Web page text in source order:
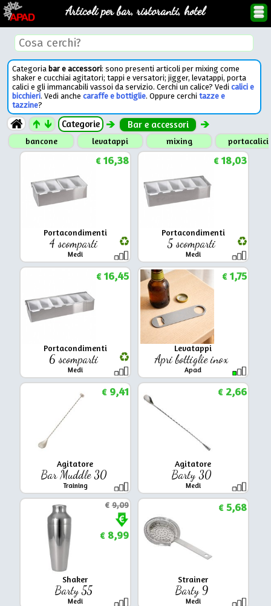
Articoli per bar, ristoranti, hotel
Categoria bar e accessori: sono presenti articoli per mixing come
shaker e cucchiai agitatori; tappi e versatori; jigger, levatappi, porta
calici e gli immancabili vassoi da servizio. Cerchi un calice? Vedi calici e
bicchieri. Vedi anche caraffe e bottiglie. Oppure cerchi tazze e
tazzine?
Categorie Bar e accessori
bancone levatappi mixing portacalici
Portacondimenti
4 scomparti
Medi
€16,38
Portacondimenti
5 scomparti
Medi
€18,03
Portacondimenti
6 scomparti
Medi
€16,45
Levatappi
Apri bottiglie inox
Apad
€1,75
Agitatore
Bar Muddle 30
Training
€9,41
Agitatore
Barty 30
Medi
€2,66
Shaker
Barty 55
Medi
€9,09
€8,99
Strainer
Barty 9
Medi
€5,68